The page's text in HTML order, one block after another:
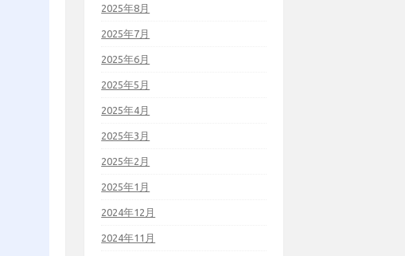
2025年8月
2025年7月
2025年6月
2025年5月
2025年4月
2025年3月
2025年2月
2025年1月
2024年12月
2024年11月